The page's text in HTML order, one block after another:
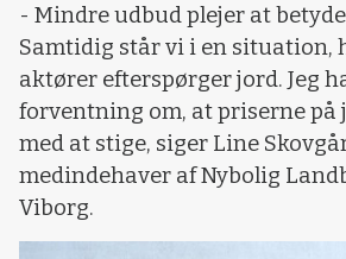
- Mindre udbud plejer at
Samtidig står vi i en situation,
aktører efterspørger jord. Jeg
forventning om, at priserne
med at stige, siger Line
medindehaver af Nybolig
Viborg.